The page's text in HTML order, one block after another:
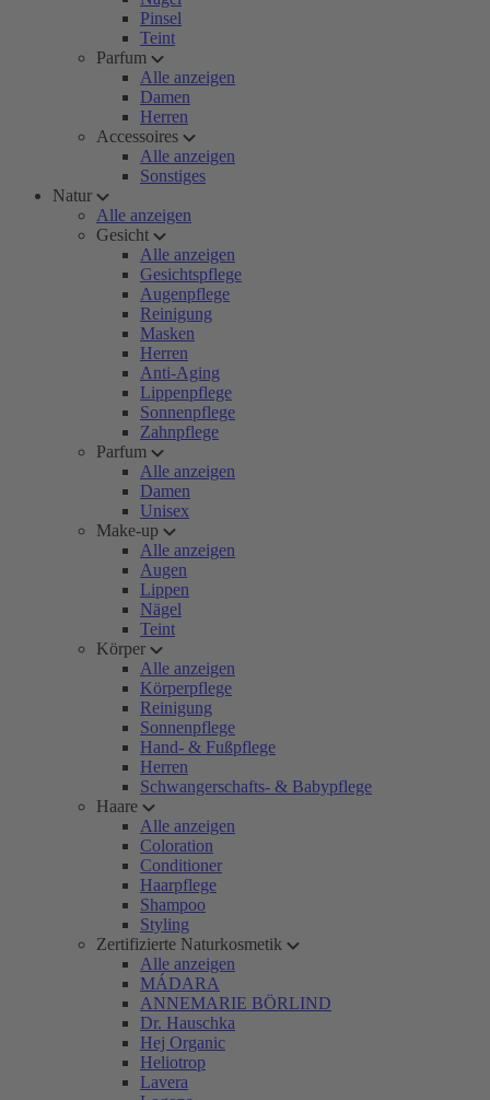
Pinsel
Teint
Parfum
Alle anzeigen
Damen
Herren
Accessoires
Alle anzeigen
Sonstiges
Natur
Alle anzeigen
Gesicht
Alle anzeigen
Gesichtspflege
Augenpflege
Reinigung
Masken
Herren
Anti-Aging
Lippenpflege
Sonnenpflege
Zahnpflege
Parfum
Alle anzeigen
Damen
Unisex
Make-up
Alle anzeigen
Augen
Lippen
Nägel
Teint
Körper
Alle anzeigen
Körperpflege
Reinigung
Sonnenpflege
Hand- & Fußpflege
Herren
Schwangerschafts- & Babypflege
Haare
Alle anzeigen
Coloration
Conditioner
Haarpflege
Shampoo
Styling
Zertifizierte Naturkosmetik
Alle anzeigen
MÁDARA
ANNEMARIE BÖRLIND
Dr. Hauschka
Hej Organic
Heliotrop
Lavera